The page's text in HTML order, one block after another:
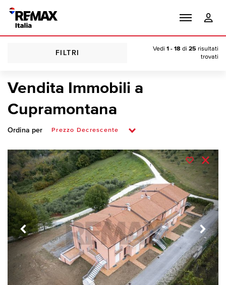
FILTRI
Vedi 1 - 18 di 25 risultati
trovati
Vendita Immobili a
Cupramontana
Ordina per